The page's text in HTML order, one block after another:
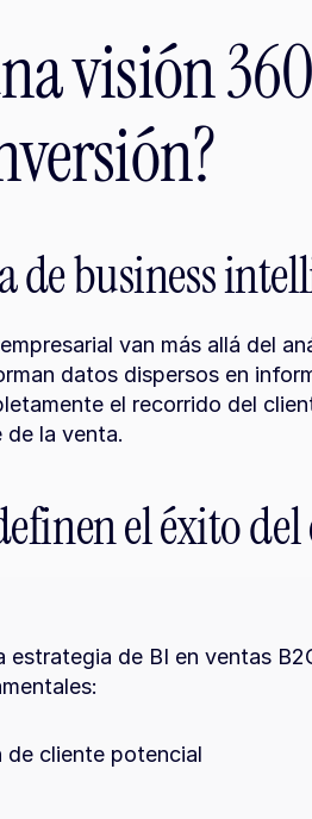
visión
business
van más allá del
datos dispersos en
el recorrido del
de la venta.
el éxito
estrategia de BI en ventas
de cliente potencial